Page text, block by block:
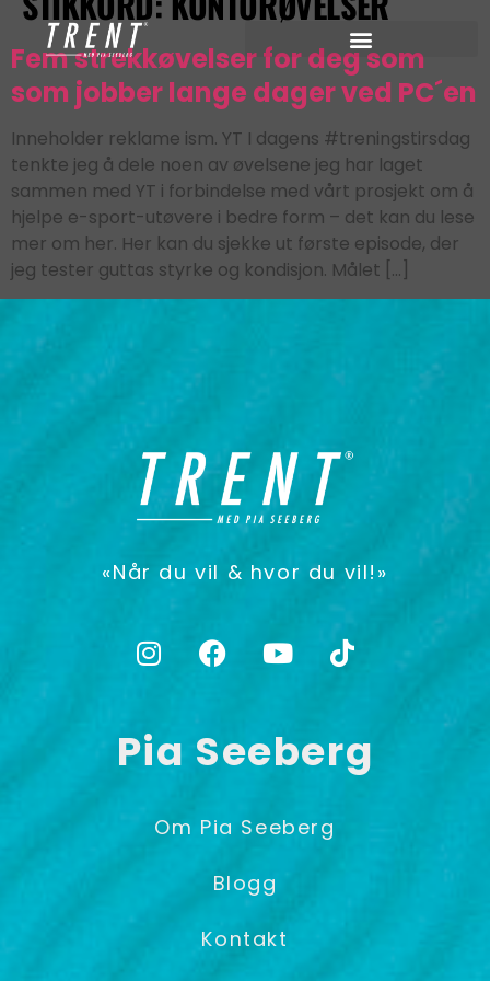
Fem strekkøvelser for deg som
som jobber lange dager ved PC´en
Inneholder reklame ism. YT I dagens #treningstirsdag
tenkte jeg å dele noen av øvelsene jeg har laget
sammen med YT i forbindelse med vårt prosjekt om å
hjelpe e-sport-utøvere i bedre form – det kan du lese
mer om her. Her kan du sjekke ut første episode, der
jeg tester guttas styrke og kondisjon. Målet […]
«Når du vil & hvor du vil!»
Pia Seeberg
Om Pia Seeberg
Blogg
Kontakt